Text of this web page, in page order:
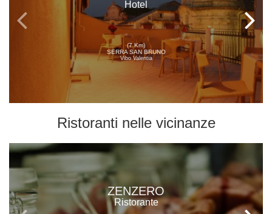
Hotel
(7 Km)
SERRA SAN BRUNO
Vibo Valentia
Ristoranti nelle vicinanze
ZENZERO
Ristorante